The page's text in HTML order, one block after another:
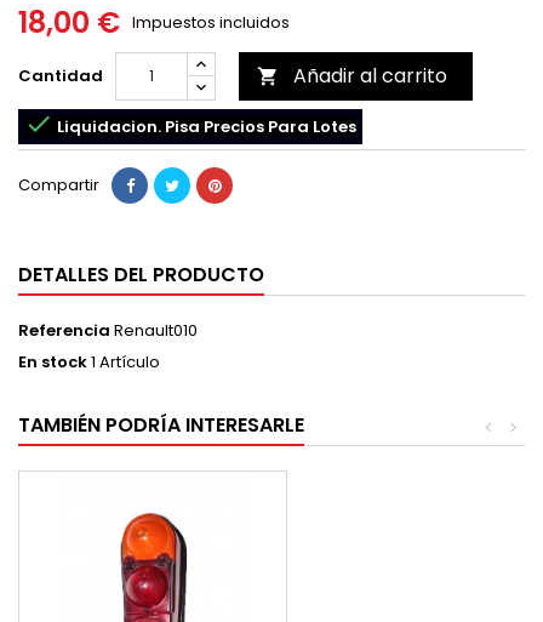
18,00 € Impuestos incluidos
Cantidad  Añadir al carrito
 Liquidacion. Pisa Precios Para Lotes
Compartir
DETALLES DEL PRODUCTO
Referencia Renault010
En stock1 Artículo
TAMBIÉN PODRÍA INTERESARLE >
<